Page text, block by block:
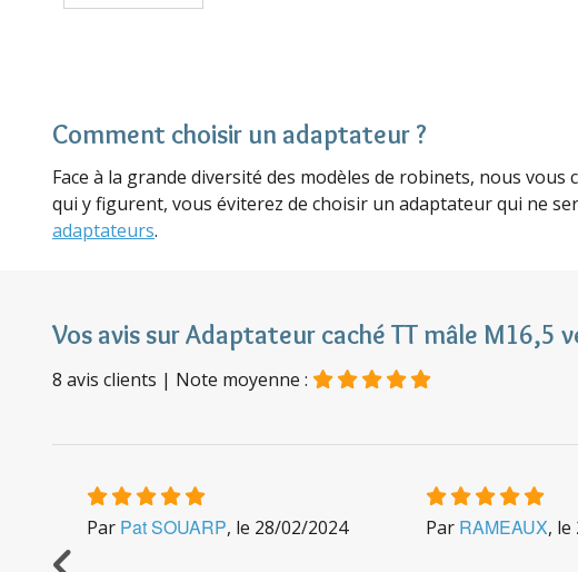
Comment choisir un adaptateur ?
Face à la grande diversité des modèles de robinets, nous
qui y figurent, vous éviterez de choisir un adaptateur qui ne
adaptateurs.
Vos avis sur Adaptateur caché TT mâle M16,5
8 avis clients | Note moyenne :
Par Pat SOUARP, le 28/02/2024 Par RAMEAUX, le